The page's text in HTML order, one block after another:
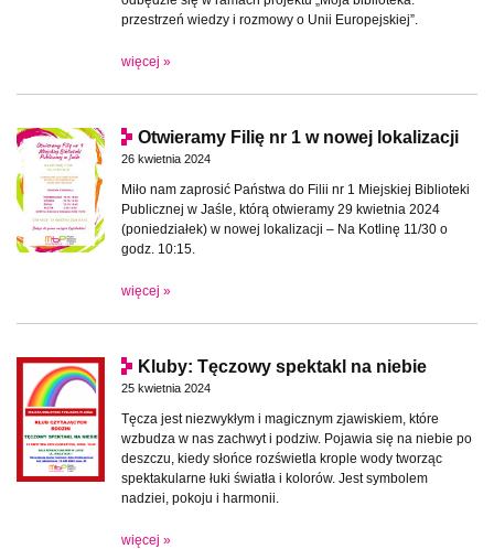
przestrzeń wiedzy i rozmowy o Unii Europejskiej”.
więcej »
Otwieramy Filię nr 1 w nowej lokalizacji
26 kwietnia 2024
Miło nam zaprosić Państwa do Filii nr 1 Miejskiej Biblioteki
Publicznej w Jaśle, którą otwieramy 29 kwietnia 2024
(poniedziałek) w nowej lokalizacji – Na Kotlinę 11/30 o
godz. 10:15.
więcej »
Kluby: Tęczowy spektakl na niebie
25 kwietnia 2024
Tęcza jest niezwykłym i magicznym zjawiskiem, które
wzbudza w nas zachwyt i podziw. Pojawia się na niebie po
deszczu, kiedy słońce rozświetla krople wody tworząc
spektakularne łuki światła i kolorów. Jest symbolem
nadziei, pokoju i harmonii.
więcej »